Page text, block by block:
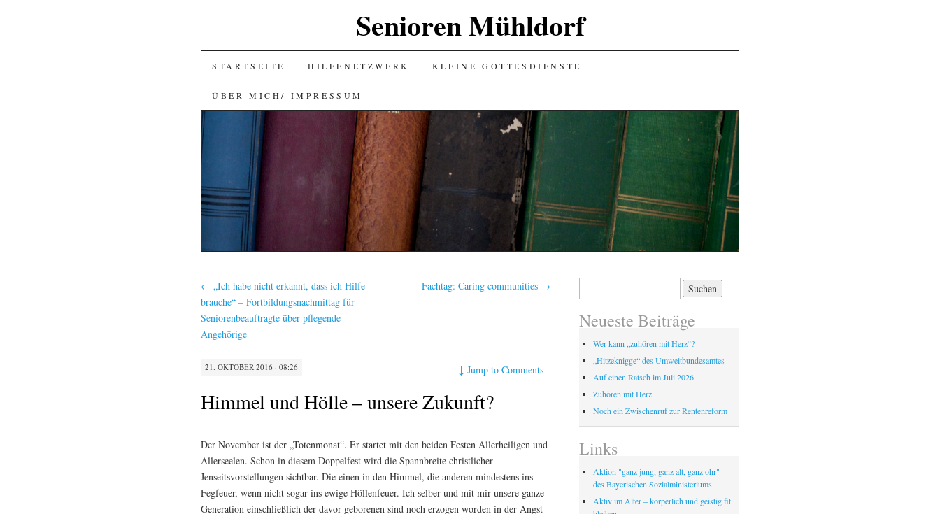
Senioren Mühldorf
SKIP
TO
CONTENT
STARTSEITE HILFENETZWERK KLEINE GOTTESDIENSTE
ÜBER MICH/ IMPRESSUM
← „Ich habe nicht erkannt, dass ich Hilfe
brauche“ – Fortbildungsnachmittag für
Seniorenbeauftragte über pflegende
Angehörige
Fachtag: Caring communities →
21. OKTOBER 2016 · 08:26 ↓Jump to Comments
Himmel und Hölle – unsere Zukunft?
Der November ist der „Totenmonat“. Er startet mit den beiden Festen Allerheiligen und
Allerseelen. Schon in diesem Doppelfest wird die Spannbreite christlicher
Jenseitsvorstellungen sichtbar. Die einen in den Himmel, die anderen mindestens ins
Fegfeuer, wenn nicht sogar ins ewige Höllenfeuer. Ich selber und mit mir unsere ganze
Generation einschließlich der davor geborenen sind noch erzogen worden in der Angst
Neueste Beiträge
Wer kann „zuhören mit Herz“?
„Hitzeknigge“ des Umweltbundesamtes
Auf einen Ratsch im Juli 2026
Zuhören mit Herz
Noch ein Zwischenruf zur Rentenreform
Links
Aktion "ganz jung, ganz alt, ganz ohr"
des Bayerischen Sozialministeriums
Aktiv im Alter – körperlich und geistig fit